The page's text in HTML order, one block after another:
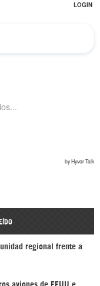
regional frente a
aviones de EEUU e